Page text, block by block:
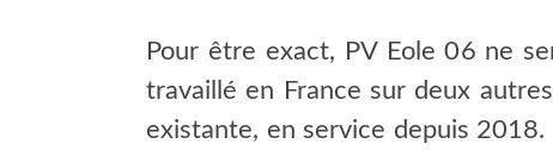
Pour être exact, PV Eole 06 ne
travaillé en France sur deux
existante, en service depuis